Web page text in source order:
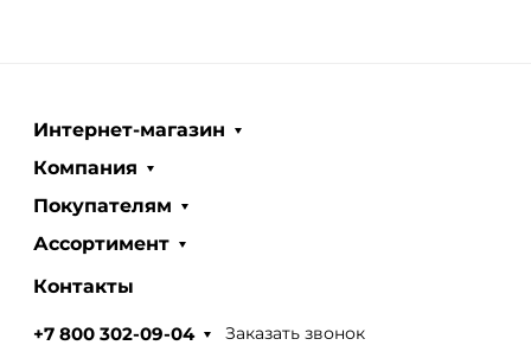
Интернет-магазин
Компания
Покупателям
Ассортимент
Контакты
+7 800 302-09-04 Заказать звонок